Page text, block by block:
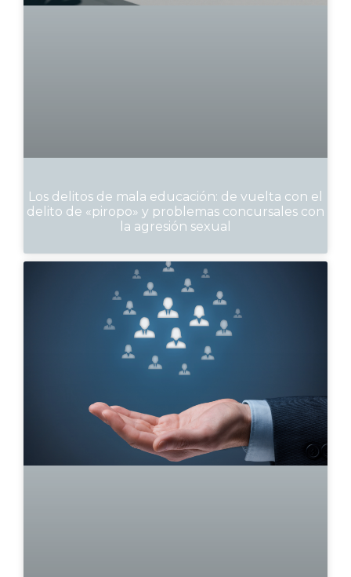
Los delitos de mala educación: de vuelta con el
delito de «piropo» y problemas concursales con
la agresión sexual